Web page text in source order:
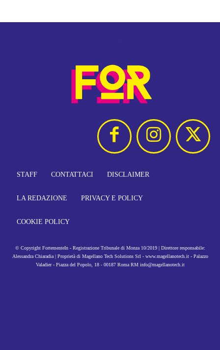
STAFF CONTATTACI DISCLAIMER
LA REDAZIONE PRIVACY E POLICY
COOKIE POLICY
© Copyright FortementeIn - Registrazione Tribunale di Monza 10/2019 | Direttore responsabile:
Alessandra Chiaradia | Proprietà di Magellano Tech Solutions Srl - www.magellanotech.it - Palazzo
Valadier - Piazza del Popolo, 18 - 00187 Roma RM info@magellanotech.it